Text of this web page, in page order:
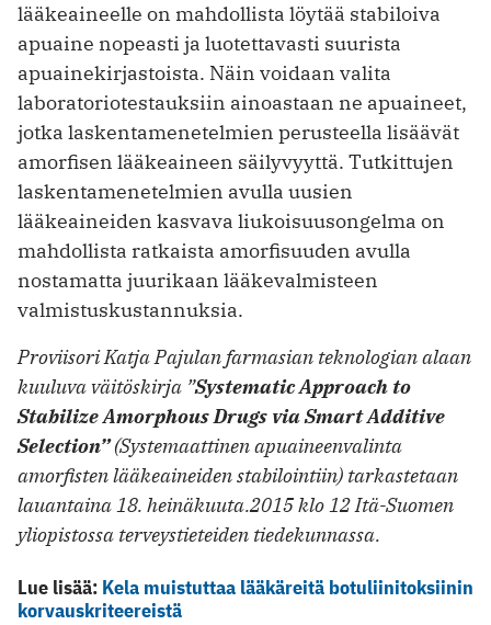
lääkeaineelle on mahdollista löytää stabiloiva
apuaine nopeasti ja luotettavasti suurista
apuainekirjastoista. Näin voidaan valita
laboratoriotestauksiin ainoastaan ne apuaineet,
jotka laskentamenetelmien perusteella lisäävät
amorfisen lääkeaineen säilyvyyttä. Tutkittujen
laskentamenetelmien avulla uusien
lääkeaineiden kasvava liukoisuusongelma on
mahdollista ratkaista amorfisuuden avulla
nostamatta juurikaan lääkevalmisteen
valmistuskustannuksia.
Proviisori Katja Pajulan farmasian teknologian alaan
kuuluva väitöskirja ”Systematic Approach to
Stabilize Amorphous Drugs via Smart Additive
Selection”(Systemaattinen apuaineenvalinta
amorfisten lääkeaineiden stabilointiin) tarkastetaan
lauantaina 18. heinäkuuta.2015 klo 12 Itä-Suomen
yliopistossa terveystieteiden tiedekunnassa.
Lue lisää: Kela muistuttaa lääkäreitä botuliinitoksiinin
korvauskriteereistä